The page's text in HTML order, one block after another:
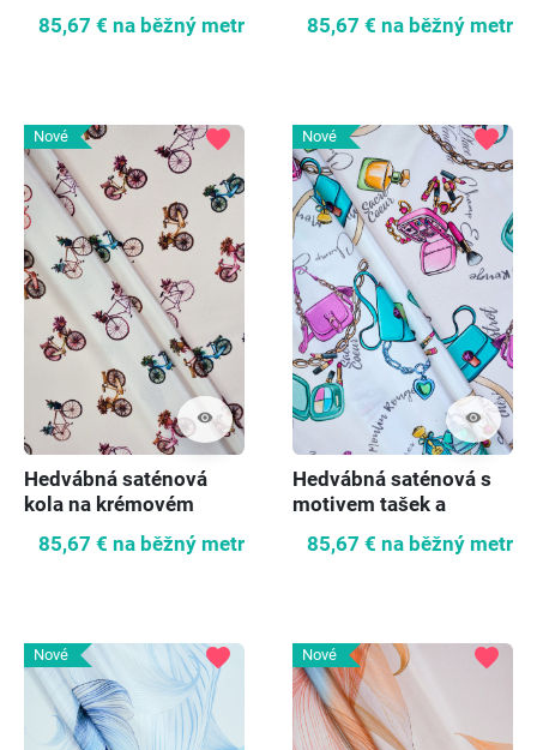
85,67 € na běžný metr 85,67 € na běžný metr
Nové
visibility
favorite
Hedvábná saténová
kola na krémovém
85,67 € na běžný metr
Nové
visibility
favorite
Hedvábná saténová s
motivem tašek a
85,67 € na běžný metr
Nové favorite Nové favorite